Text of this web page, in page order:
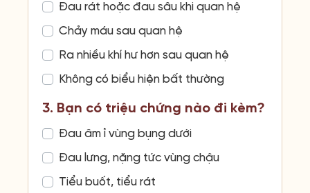
Đau rát hoặc đau sâu khi quan hệ
Chảy máu sau quan hệ
Ra nhiều khí hư hơn sau quan hệ
Không có biểu hiện bất thường
3. Bạn có triệu chứng nào đi kèm?
Đau âm ỉ vùng bụng dưới
Đau lưng, nặng tức vùng chậu
Tiểu buốt, tiểu rát